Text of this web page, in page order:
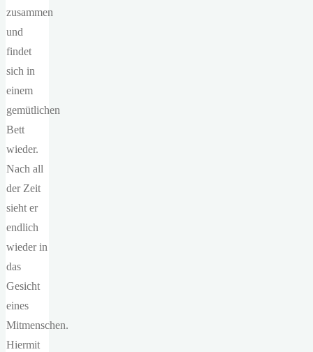
zusammen
und
findet
sich in
einem
gemütlichen
Bett
wieder.
Nach all
der Zeit
sieht er
endlich
wieder in
das
Gesicht
eines
Mitmenschen.
Hiermit